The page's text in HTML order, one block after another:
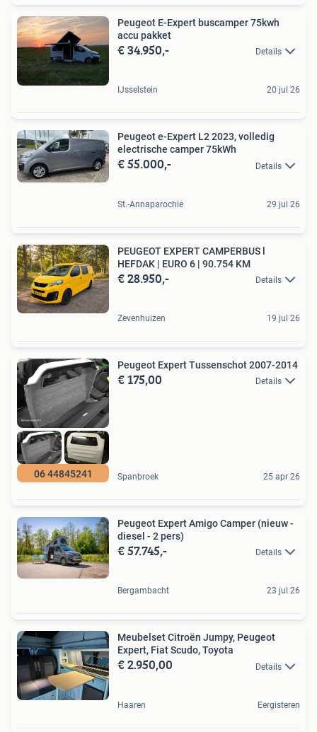
Peugeot E-Expert buscamper 75kwh
accu pakket
€ 34.950,- Details
IJsselstein 20 jul 26
Peugeot e-Expert L2 2023, volledig
electrische camper 75kWh
€ 55.000,- Details
St.-Annaparochie 29 jul 26
PEUGEOT EXPERT CAMPERBUS l
HEFDAK | EURO 6 | 90.754 KM
€ 28.950,- Details
Zevenhuizen 19 jul 26
06 44845241
Peugeot Expert Tussenschot 2007-2014
€ 175,00 Details
Spanbroek 25 apr 26
Peugeot Expert Amigo Camper (nieuw -
diesel - 2 pers)
€ 57.745,- Details
Bergambacht 23 jul 26
Meubelset Citroën Jumpy, Peugeot
Expert, Fiat Scudo, Toyota
€ 2.950,00 Details
Haaren Eergisteren